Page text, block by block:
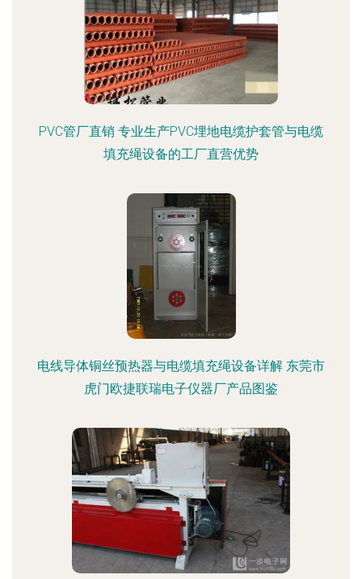
PVC管厂直销 专业生产PVC埋地电缆护套管与电缆
填充绳设备的工厂直营优势
电线导体铜丝预热器与电缆填充绳设备详解 东莞市
虎门欧捷联瑞电子仪器厂产品图鉴